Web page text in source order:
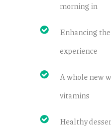
morning in
Enhancing
experience
A whole new
vitamins
Healthy